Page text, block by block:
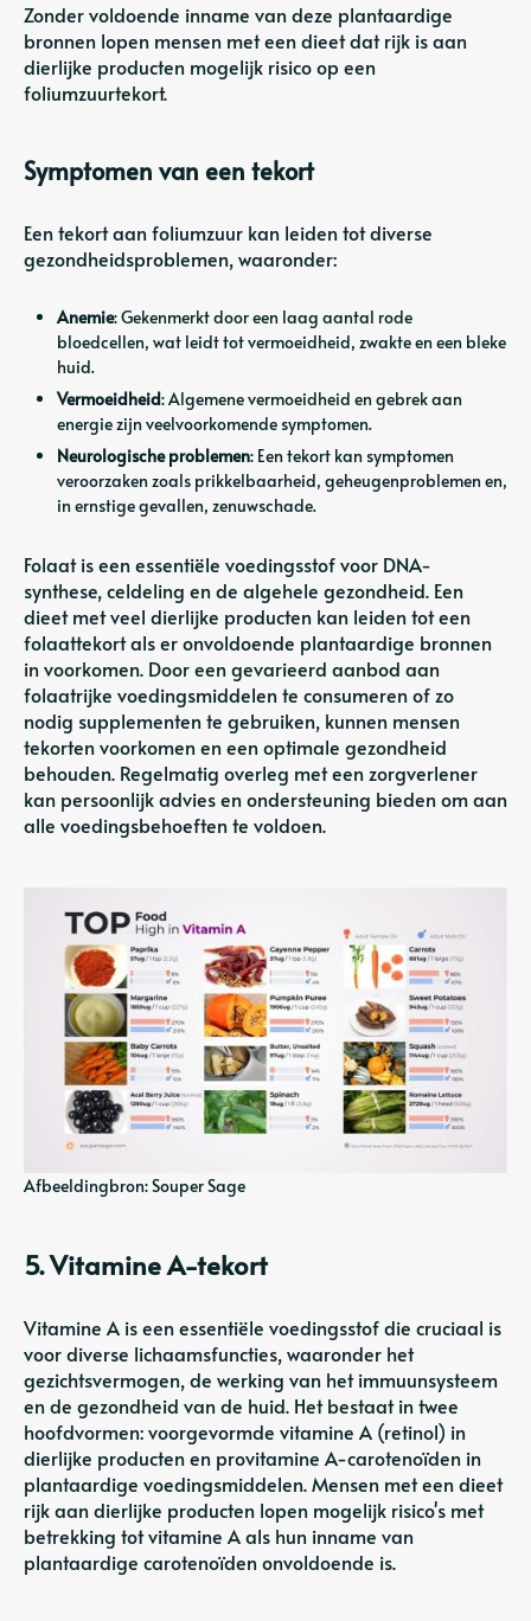
Zonder voldoende inname van deze plantaardige
bronnen lopen mensen met een dieet dat rijk is aan
dierlijke producten mogelijk risico op een
foliumzuurtekort.
Symptomen van een tekort
Een tekort aan foliumzuur kan leiden tot diverse
gezondheidsproblemen, waaronder:
Anemie: Gekenmerkt door een laag aantal rode
bloedcellen, wat leidt tot vermoeidheid, zwakte en een bleke
huid.
Vermoeidheid: Algemene vermoeidheid en gebrek aan
energie zijn veelvoorkomende symptomen.
Neurologische problemen: Een tekort kan symptomen
veroorzaken zoals prikkelbaarheid, geheugenproblemen en,
in ernstige gevallen, zenuwschade.
Folaat is een essentiële voedingsstof voor DNA-
synthese, celdeling en de algehele gezondheid. Een
dieet met veel dierlijke producten kan leiden tot een
folaattekort als er onvoldoende plantaardige bronnen
in voorkomen. Door een gevarieerd aanbod aan
folaatrijke voedingsmiddelen te consumeren of zo
nodig supplementen te gebruiken, kunnen mensen
tekorten voorkomen en een optimale gezondheid
behouden. Regelmatig overleg met een zorgverlener
kan persoonlijk advies en ondersteuning bieden om aan
alle voedingsbehoeften te voldoen.
Afbeeldingbron: Souper Sage
5. Vitamine A-tekort
Vitamine A is een essentiële voedingsstof die cruciaal is
voor diverse lichaamsfuncties, waaronder het
gezichtsvermogen, de werking van het immuunsysteem
en de gezondheid van de huid. Het bestaat in twee
hoofdvormen: voorgevormde vitamine A (retinol) in
dierlijke producten en provitamine A-carotenoïden in
plantaardige voedingsmiddelen. Mensen met een dieet
rijk aan dierlijke producten lopen mogelijk risico's met
betrekking tot vitamine A als hun inname van
plantaardige carotenoïden onvoldoende is.